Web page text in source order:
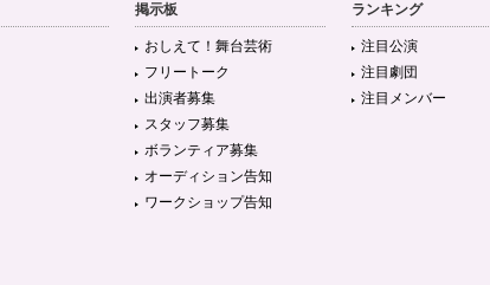
掲示板
おしえて！舞台芸術
フリートーク
出演者募集
スタッフ募集
ボランティア募集
オーディション告知
ワークショップ告知
ランキング
注目公演
注目劇団
注目メンバー